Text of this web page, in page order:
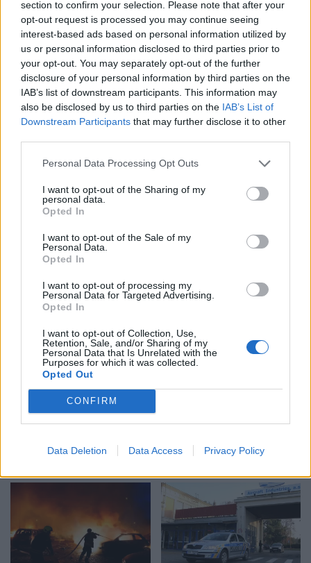
section to confirm your selection. Please note that after your
opt-out request is processed you may continue seeing
interest-based ads based on personal information utilized by
us or personal information disclosed to third parties prior to
your opt-out. You may separately opt-out of the further
disclosure of your personal information by third parties on the
IAB’s list of downstream participants. This information may
also be disclosed by us to third parties on the IAB’s List of
Downstream Participants that may further disclose it to other
Personal Data Processing Opt Outs
I want to opt-out of the Sharing of my
personal data.
Opted In
I want to opt-out of the Sale of my
Personal Data.
Opted In
I want to opt-out of processing my
Personal Data for Targeted Advertising.
Opted In
I want to opt-out of Collection, Use,
Retention, Sale, and/or Sharing of my
Personal Data that Is Unrelated with the
Purposes for which it was collected.
Opted Out
CONFIRM
Data Deletion Data Access Privacy Policy
Turisti i huaj kërkohet nga
policia greke pas
propozimit për të miturën
10-vjeçare në Kretë
SHBA planifikon paketë
prej 1 miliard dollarësh për
Kolumbinë pas zgjedhjes
së Abelardo de la
Esprielës
Zelensky në Beograd për
synon ta largojë Serbinë
nga kampi rus
vjeçarin që po kthehej nga
marrëveshja për lundrimin
shpejti
kontrollet kufitare ndaj